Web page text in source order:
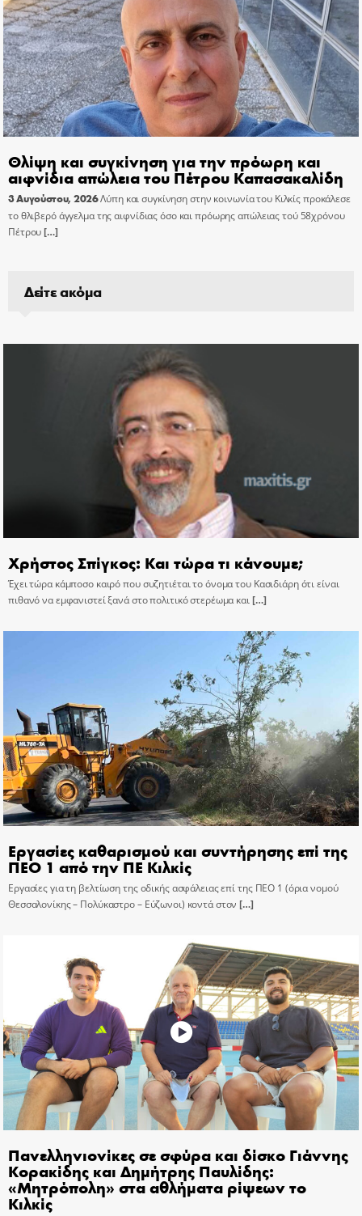
Θλίψη και συγκίνηση για την πρόωρη και
αιφνίδια απώλεια του Πέτρου Καπασακαλίδη
3 Αυγούστου, 2026Λύπη και συγκίνηση στην κοινωνία του Κιλκίς προκάλεσε
το θλιβερό άγγελμα της αιφνίδιας όσο και πρόωρης απώλειας τού 58χρόνου
Πέτρου[…]
Δείτε ακόμα
Χρήστος Σπίγκος: Και τώρα τι κάνουμε;
Έχει τώρα κάμποσο καιρό που συζητιέται το όνομα του Κασιδιάρη ότι είναι
πιθανό να εμφανιστεί ξανά στο πολιτικό στερέωμα και[…]
Εργασίες καθαρισμού και συντήρησης επί της
ΠΕΟ 1 από την ΠΕ Κιλκίς
Εργασίες για τη βελτίωση της οδικής ασφάλειας επί της ΠΕΟ 1 (όρια νομού
Θεσσαλονίκης – Πολύκαστρο – Εύζωνοι) κοντά στον […]
Πανελληνιονίκες σε σφύρα και δίσκο Γιάννης
Κορακίδης και Δημήτρης Παυλίδης:
«Μητρόπολη» στα αθλήματα ρίψεων το
Κιλκίς